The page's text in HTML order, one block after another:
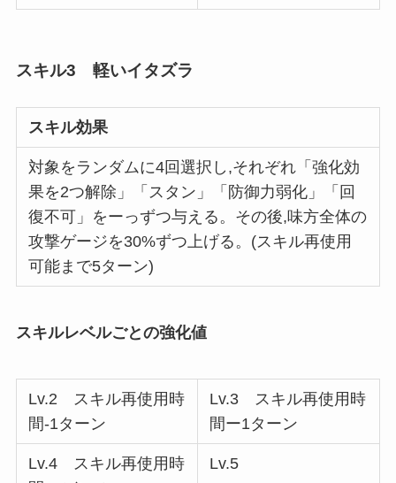
スキル3 軽いイタズラ
スキル効果
対象をランダムに4回選択し,それぞれ「強化効
果を2つ解除」「スタン」「防御力弱化」「回
復不可」をーっずつ与える。その後,味方全体の
攻撃ゲージを30%ずつ上げる。(スキル再使用
可能まで5ターン)
スキルレベルごとの強化値
Lv.2 スキル再使用時
間-1ターン
Lv.3 スキル再使用時
間ー1ターン
Lv.4 スキル再使用時
Lv.5